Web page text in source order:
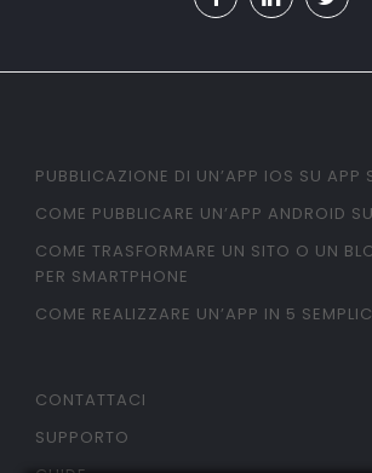
PUBBLICAZIONE DI UN’APP IOS SU APP
COME PUBBLICARE UN’APP ANDROID
COME TRASFORMARE UN SITO O UN
PER SMARTPHONE
COME REALIZZARE UN’APP IN 5
CONTATTACI
SUPPORTO